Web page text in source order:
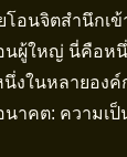
อนจิตสำนึกเ
นผู้ใหญ่ นี่คือห
นึ่งในหลายอง
าคต: ความเป็